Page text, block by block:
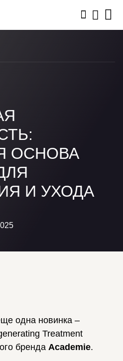
ОСНОВА
И УХОДА
одна новинка –
Treatment
бренда Academie.